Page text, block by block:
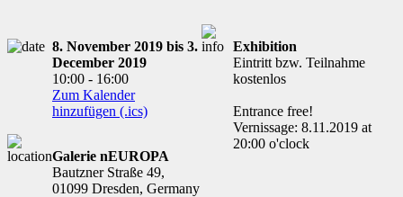
8. November 2019 bis 3.
December 2019
10:00 - 16:00
Zum Kalender
hinzufügen (.ics)
Galerie nEUROPA
Bautzner Straße 49,
01099 Dresden, Germany
Exhibition
Eintritt bzw. Teilnahme
kostenlos
Entrance free!
Vernissage: 8.11.2019 at
20:00 o'clock